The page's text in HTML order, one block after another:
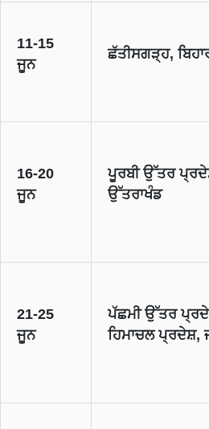
11-15
ਜੂਨ
ਛੱਤੀਸਗੜ੍ਹ,
16-20
ਜੂਨ
ਪੂਰਬੀ ਉੱਤਰ
ਉੱਤਰਾਖੰਡ
21-25
ਜੂਨ
ਪੱਛਮੀ ਉੱਤਰ
ਹਿਮਾਚਲ ਪ੍ਰਦੇਸ਼,